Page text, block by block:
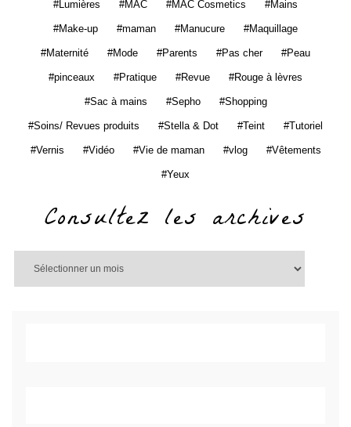
Lumières MAC MAC Cosmetics Mains
Make-up maman Manucure Maquillage
Maternité Mode Parents Pas cher Peau
pinceaux Pratique Revue Rouge à lèvres
Sac à mains Sepho Shopping
Soins/ Revues produits Stella & Dot Teint Tutoriel
Vernis Vidéo Vie de maman vlog Vêtements
Yeux
Consultez les archives